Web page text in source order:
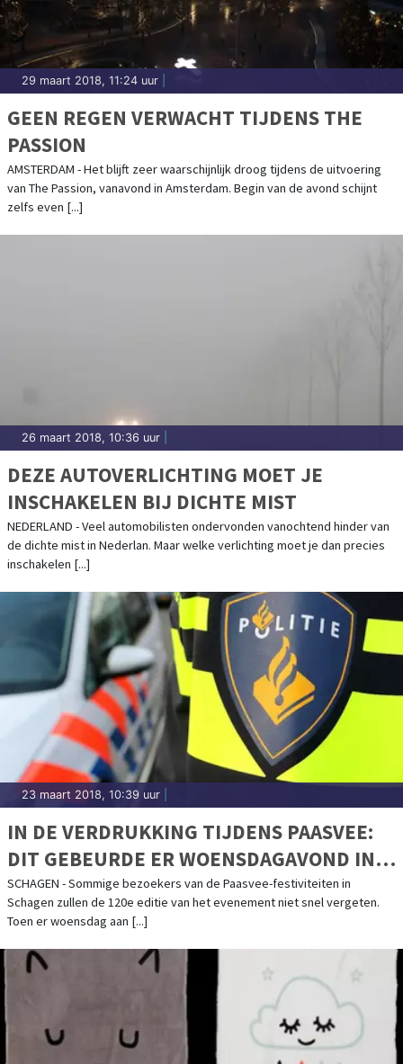
29 maart 2018, 11:24 uur
GEEN REGEN VERWACHT TIJDENS THE
PASSION
AMSTERDAM - Het blijft zeer waarschijnlijk droog tijdens de uitvoering
van The Passion, vanavond in Amsterdam. Begin van de avond schijnt
zelfs even [...]
26 maart 2018, 10:36 uur
DEZE AUTOVERLICHTING MOET JE
INSCHAKELEN BIJ DICHTE MIST
NEDERLAND - Veel automobilisten ondervonden vanochtend hinder van
de dichte mist in Nederlan. Maar welke verlichting moet je dan precies
inschakelen [...]
23 maart 2018, 10:39 uur
IN DE VERDRUKKING TIJDENS PAASVEE:
DIT GEBEURDE ER WOENSDAGAVOND IN
CAFÉ ALPHA IN SCHAGEN
SCHAGEN - Sommige bezoekers van de Paasvee-festiviteiten in
Schagen zullen de 120e editie van het evenement niet snel vergeten.
Toen er woensdag aan [...]